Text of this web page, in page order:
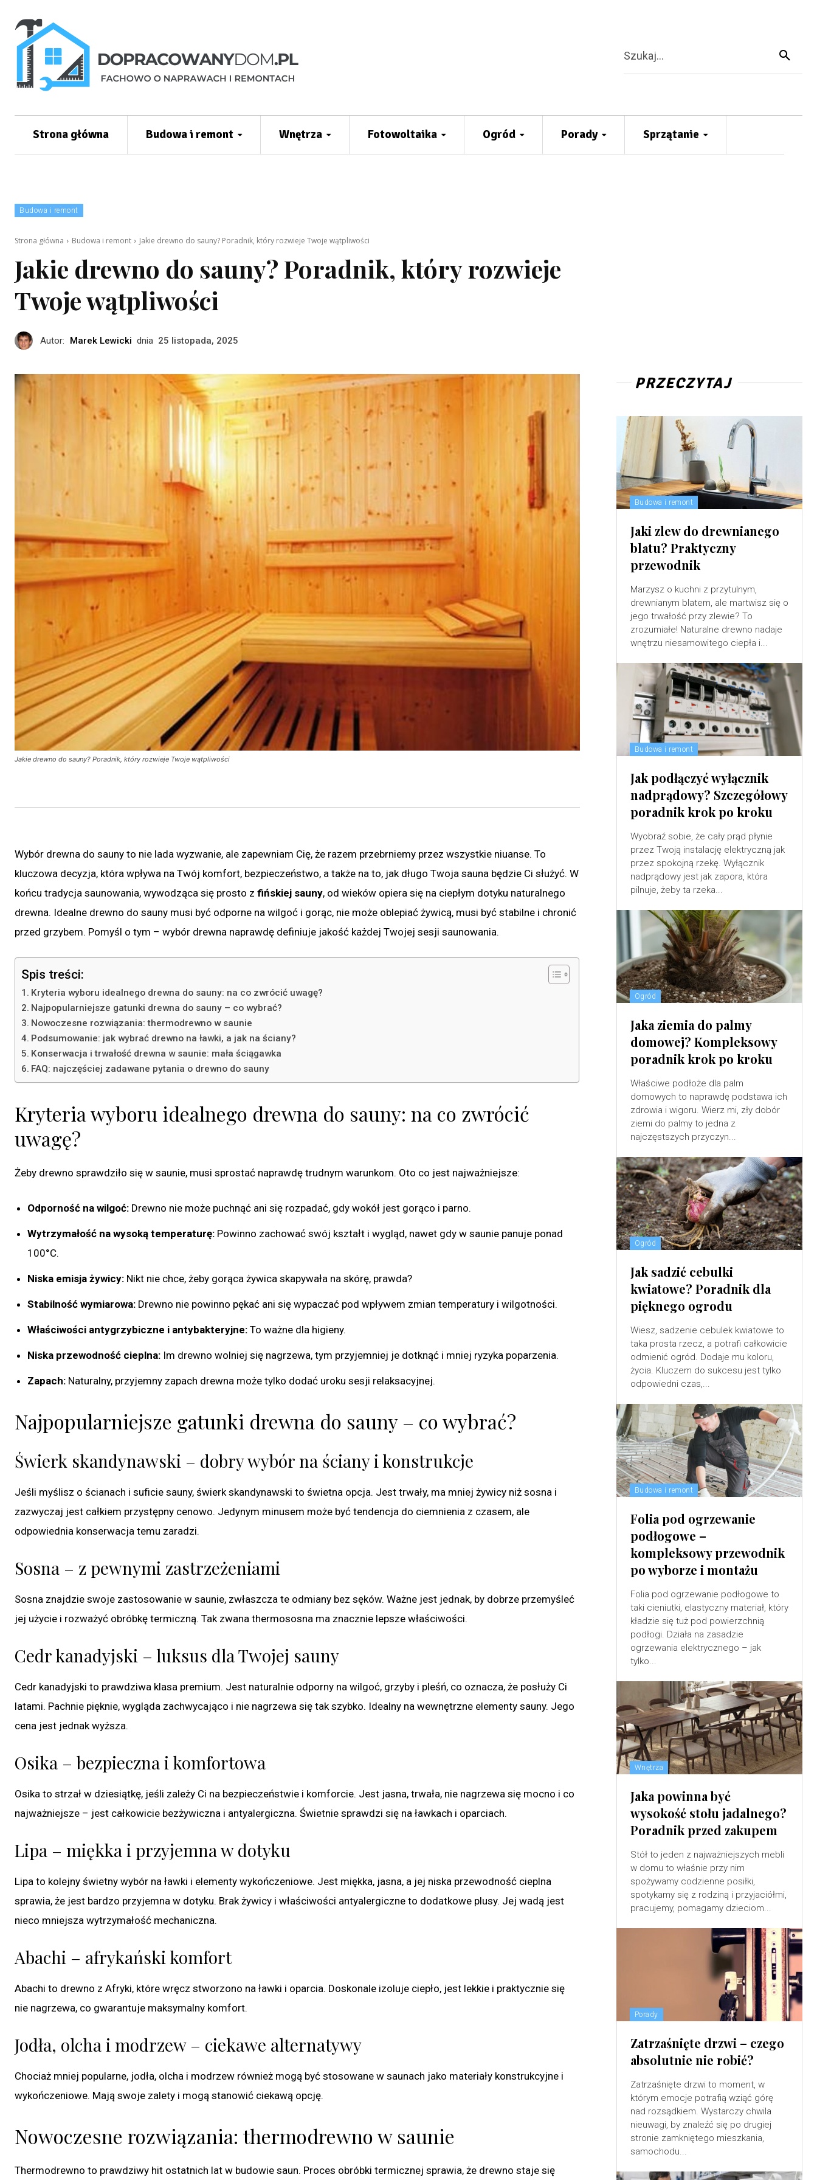
Szukaj...
Strona główna Budowa i remont Wnętrza Fotowoltaika Ogród Porady Sprzątanie
Budowa i remont
Strona główna Budowa i remont Jakie drewno do sauny? Poradnik, który rozwieje Twoje wątpliwości
Jakie drewno do sauny? Poradnik, który rozwieje
Twoje wątpliwości
Autor: Marek Lewicki dnia 25 listopada, 2025
Jakie drewno do sauny? Poradnik, który rozwieje Twoje wątpliwości
Wybór drewna do sauny to nie lada wyzwanie, ale zapewniam Cię, że razem przebrniemy przez wszystkie niuanse. To
kluczowa decyzja, która wpływa na Twój komfort, bezpieczeństwo, a także na to, jak długo Twoja sauna będzie Ci służyć. W
końcu tradycja saunowania, wywodząca się prosto z fińskiej sauny, od wieków opiera się na ciepłym dotyku naturalnego
drewna. Idealne drewno do sauny musi być odporne na wilgoć i gorąc, nie może oblepiać żywicą, musi być stabilne i chronić
przed grzybem. Pomyśl o tym – wybór drewna naprawdę definiuje jakość każdej Twojej sesji saunowania.
Spis treści:
Kryteria wyboru idealnego drewna do sauny: na co zwrócić uwagę?
Najpopularniejsze gatunki drewna do sauny – co wybrać?
Nowoczesne rozwiązania: thermodrewno w saunie
Podsumowanie: jak wybrać drewno na ławki, a jak na ściany?
Konserwacja i trwałość drewna w saunie: mała ściągawka
FAQ: najczęściej zadawane pytania o drewno do sauny
Kryteria wyboru idealnego drewna do sauny: na co zwrócić
uwagę?
Żeby drewno sprawdziło się w saunie, musi sprostać naprawdę trudnym warunkom. Oto co jest najważniejsze:
Odporność na wilgoć: Drewno nie może puchnąć ani się rozpadać, gdy wokół jest gorąco i parno.
Wytrzymałość na wysoką temperaturę: Powinno zachować swój kształt i wygląd, nawet gdy w saunie panuje ponad
100°C.
Niska emisja żywicy: Nikt nie chce, żeby gorąca żywica skapywała na skórę, prawda?
Stabilność wymiarowa: Drewno nie powinno pękać ani się wypaczać pod wpływem zmian temperatury i wilgotności.
Właściwości antygrzybiczne i antybakteryjne: To ważne dla higieny.
Niska przewodność cieplna: Im drewno wolniej się nagrzewa, tym przyjemniej je dotknąć i mniej ryzyka poparzenia.
Zapach: Naturalny, przyjemny zapach drewna może tylko dodać uroku sesji relaksacyjnej.
Najpopularniejsze gatunki drewna do sauny – co wybrać?
Świerk skandynawski – dobry wybór na ściany i konstrukcje
Jeśli myślisz o ścianach i suficie sauny, świerk skandynawski to świetna opcja. Jest trwały, ma mniej żywicy niż sosna i
zazwyczaj jest całkiem przystępny cenowo. Jedynym minusem może być tendencja do ciemnienia z czasem, ale
odpowiednia konserwacja temu zaradzi.
Sosna – z pewnymi zastrzeżeniami
Sosna znajdzie swoje zastosowanie w saunie, zwłaszcza te odmiany bez sęków. Ważne jest jednak, by dobrze przemyśleć
jej użycie i rozważyć obróbkę termiczną. Tak zwana thermososna ma znacznie lepsze właściwości.
Cedr kanadyjski – luksus dla Twojej sauny
Cedr kanadyjski to prawdziwa klasa premium. Jest naturalnie odporny na wilgoć, grzyby i pleśń, co oznacza, że posłuży Ci
latami. Pachnie pięknie, wygląda zachwycająco i nie nagrzewa się tak szybko. Idealny na wewnętrzne elementy sauny. Jego
cena jest jednak wyższa.
Osika – bezpieczna i komfortowa
Osika to strzał w dziesiątkę, jeśli zależy Ci na bezpieczeństwie i komforcie. Jest jasna, trwała, nie nagrzewa się mocno i co
najważniejsze – jest całkowicie bezżywiczna i antyalergiczna. Świetnie sprawdzi się na ławkach i oparciach.
Lipa – miękka i przyjemna w dotyku
Lipa to kolejny świetny wybór na ławki i elementy wykończeniowe. Jest miękka, jasna, a jej niska przewodność cieplna
sprawia, że jest bardzo przyjemna w dotyku. Brak żywicy i właściwości antyalergiczne to dodatkowe plusy. Jej wadą jest
nieco mniejsza wytrzymałość mechaniczna.
Abachi – afrykański komfort
Abachi to drewno z Afryki, które wręcz stworzono na ławki i oparcia. Doskonale izoluje ciepło, jest lekkie i praktycznie się
nie nagrzewa, co gwarantuje maksymalny komfort.
Jodła, olcha i modrzew – ciekawe alternatywy
Chociaż mniej popularne, jodła, olcha i modrzew również mogą być stosowane w saunach jako materiały konstrukcyjne i
wykończeniowe. Mają swoje zalety i mogą stanowić ciekawą opcję.
Nowoczesne rozwiązania: thermodrewno w saunie
Thermodrewno to prawdziwy hit ostatnich lat w budowie saun. Proces obróbki termicznej sprawia, że drewno staje się
PRZECZYTAJ
Budowa i remont
Jaki zlew do drewnianego
blatu? Praktyczny
przewodnik
Marzysz o kuchni z przytulnym,
drewnianym blatem, ale martwisz się o
jego trwałość przy zlewie? To
zrozumiałe! Naturalne drewno nadaje
wnętrzu niesamowitego ciepła i...
Budowa i remont
Jak podłączyć wyłącznik
nadprądowy? Szczegółowy
poradnik krok po kroku
Wyobraź sobie, że cały prąd płynie
przez Twoją instalację elektryczną jak
przez spokojną rzekę. Wyłącznik
nadprądowy jest jak zapora, która
pilnuje, żeby ta rzeka...
Ogród
Jaka ziemia do palmy
domowej? Kompleksowy
poradnik krok po kroku
Właściwe podłoże dla palm
domowych to naprawdę podstawa ich
zdrowia i wigoru. Wierz mi, zły dobór
ziemi do palmy to jedna z
najczęstszych przyczyn...
Ogród
Jak sadzić cebulki
kwiatowe? Poradnik dla
pięknego ogrodu
Wiesz, sadzenie cebulek kwiatowe to
taka prosta rzecz, a potrafi całkowicie
odmienić ogród. Dodaje mu koloru,
życia. Kluczem do sukcesu jest tylko
odpowiedni czas,...
Budowa i remont
Folia pod ogrzewanie
podłogowe –
kompleksowy przewodnik
po wyborze i montażu
Folia pod ogrzewanie podłogowe to
taki cieniutki, elastyczny materiał, który
kładzie się tuż pod powierzchnią
podłogi. Działa na zasadzie
ogrzewania elektrycznego – jak
tylko...
Wnętrza
Jaka powinna być
wysokość stołu jadalnego?
Poradnik przed zakupem
Stół to jeden z najważniejszych mebli
w domu to właśnie przy nim
spożywamy codzienne posiłki,
spotykamy się z rodziną i przyjaciółmi,
pracujemy, pomagamy dzieciom...
Porady
Zatrzaśnięte drzwi – czego
absolutnie nie robić?
Zatrzaśnięte drzwi to moment, w
którym emocje potrafią wziąć górę
nad rozsądkiem. Wystarczy chwila
nieuwagi, by znaleźć się po drugiej
stronie zamkniętego mieszkania,
samochodu...